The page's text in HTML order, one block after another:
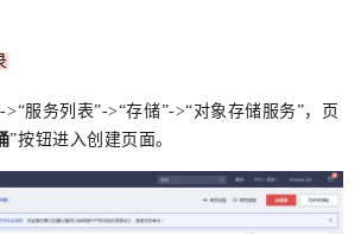
服务列表”->“存储”->“对象存储服务”，页
”按钮进入创建页面。